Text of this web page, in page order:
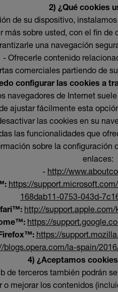
2) ¿Qué cookies
de su dispositivo,
más sobre usted, con el fin
una navegación
- Ofrecerle contenido
comerciales partiendo de
configurar las cookies a
navegadores de Internet
ajustar fácilmente esta
las cookies en su
las funcionalidades que
sobre la
enlaces:
- http://
https://
168dab11-0753-043d-
http://
https://
https://
blogs.opera.com/la-spain/
4) ¿Aceptamos
de terceros también podrán
o mejorar los contenidos